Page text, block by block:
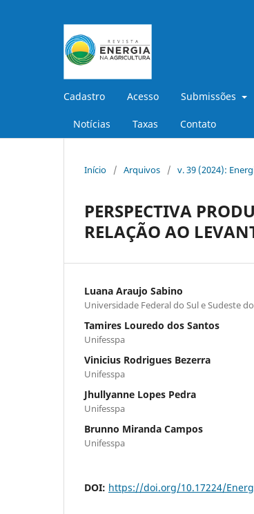
Cadastro Acesso Submissões
Notícias Taxas Contato
Início / Arquivos / v. 39 (2024):
PERSPECTIVA
RELAÇÃO AO
Luana Araujo Sabino
Universidade Federal do Sul e Sudeste
Tamires Louredo dos Santos
Unifesspa
Vinicius Rodrigues Bezerra
Unifesspa
Jhullyanne Lopes Pedra
Unifesspa
Brunno Miranda Campos
Unifesspa
DOI: https://doi.org/10.17224/